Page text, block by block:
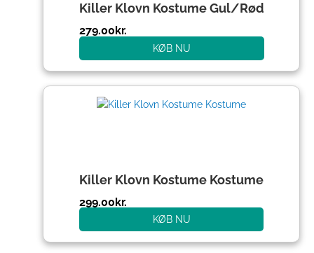
Killer Klovn Kostume Gul/Rød
279.00kr.
KØB NU
Killer Klovn Kostume Kostume
299.00kr.
KØB NU